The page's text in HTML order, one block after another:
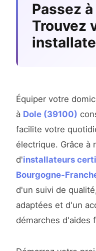
Passez
Trouvez
Équiper votre
à Dole (39100)
facilite votre
électrique. Grâce à
d'installateurs
Bourgogne-
d'un suivi de
adaptées et d'un
démarches d'aides